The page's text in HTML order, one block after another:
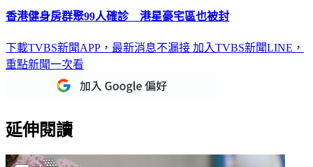
香港健身房群聚99人確診 港星豪宅區也被封
下載TVBS新聞APP，最新消息不漏接 加入TVBS新聞LINE，
重點新聞一次看
延伸閱讀